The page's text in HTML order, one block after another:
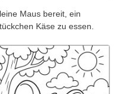
Maus bereit, ein
Käse zu essen.